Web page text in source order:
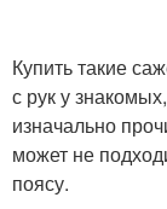
Купить такие
с рук у
изначально
может не
поясу.